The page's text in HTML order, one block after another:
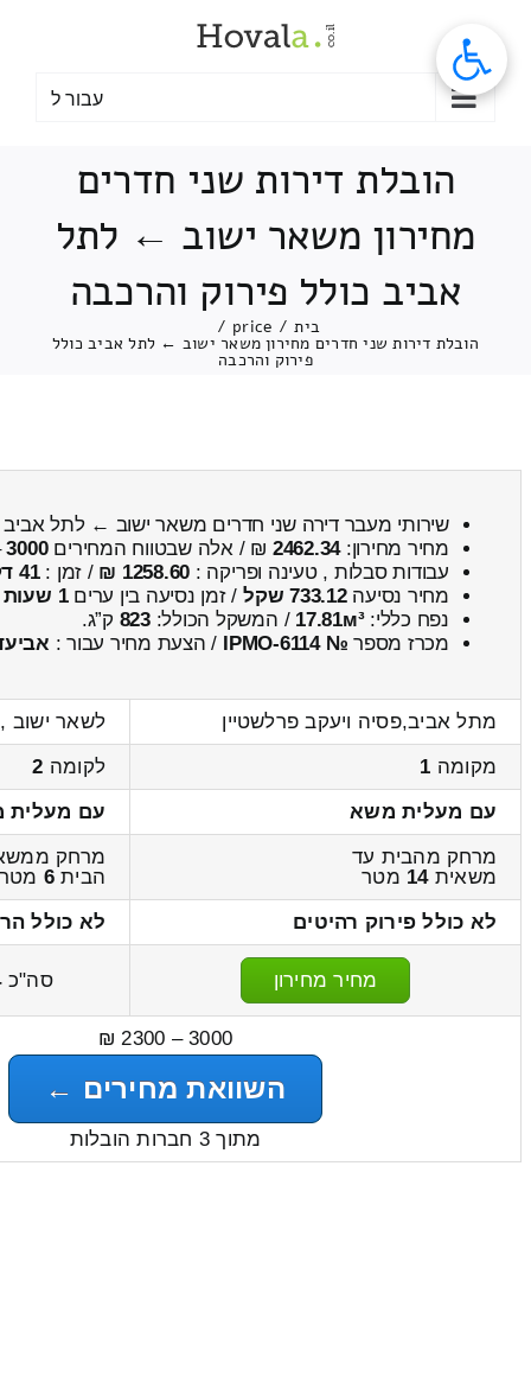
עבור ל
הובלת דירות שני חדרים
מחירון משאר ישוב ← לתל
אביב כולל פירוק והרכבה
בית /
price
/
הובלת דירות שני חדרים מחירון משאר ישוב ← לתל אביב כולל
פירוק והרכבה
שירותי מעבר דירה שני חדרים משאר ישוב ← לתל
מחיר מחירון:2462.34 ₪ / אלה שבטווח המחירים3000
עבודות סבלות , טעינה ופריקה : 1258.60 ₪ / זמן :41 דקות 46 שניות
מחיר נסיעה733.12 שקל / זמן נסיעה בין ערים1 שעות , 2 דקות
נפח כללי:17.81м³ / המשקל הכולל:823 ק”ג.
מכרז מספר № IPMO-6114 / הצעת מחיר עבור :
מתל אביב,פסיה ויעקב פרלשטיין
לשאר ישוב
מקומה 1 לקומה 2
עם מעלית משא
עם מעלית
מרחק מהבית עד
משאית14 מטר
מרחק
הבית6
לא כולל פירוק רהיטים
לא כולל
מחיר מחירון סה"כ
3000 – 2300 ₪
השוואת מחירים ←
מתוך 3 חברות הובלות